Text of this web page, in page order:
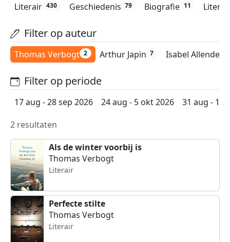
Literair 430 Geschiedenis 79 Biografie 11
Filter op auteur
Arthur Japin 7 Isabel Allende
Thomas Verbogt 2
Filter op periode
17 aug - 28 sep 2026 24 aug - 5 okt 2026
31 aug - 12
2 resultaten
Als de winter voorbij is
Thomas Verbogt
Literair
Perfecte stilte
Thomas Verbogt
Literair